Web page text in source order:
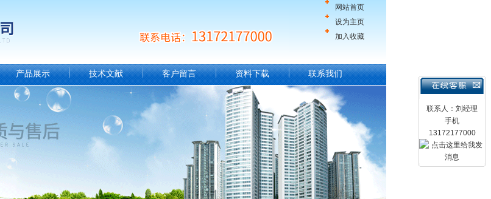
网站首页
设为主页
加入收藏
联系人：刘经理
手机
13172177000
产品展示 技术文献 客户留言 资料下载 联系我们